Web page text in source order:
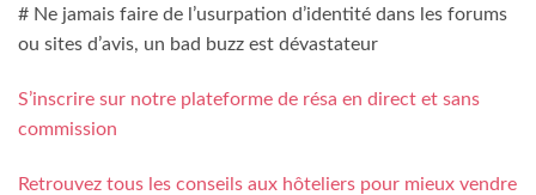
# Ne jamais faire de l’usurpation d’identité dans les forums
ou sites d’avis, un bad buzz est dévastateur
S’inscrire sur notre plateforme de résa en direct et sans
commission
Retrouvez tous les conseils aux hôteliers pour mieux vendre